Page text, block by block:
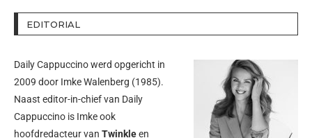
EDITORIAL
Daily Cappuccino werd opgericht in
2009 door Imke Walenberg (1985).
Naast editor-in-chief van Daily
Cappuccino is Imke ook
hoofdredacteur van Twinkleen